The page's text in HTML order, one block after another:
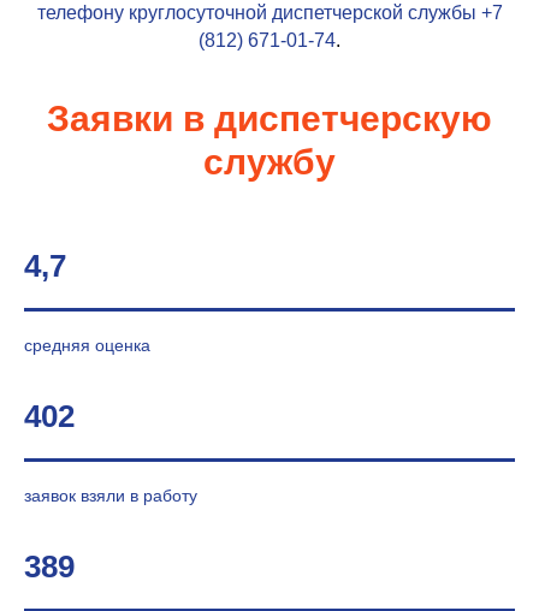
телефону круглосуточной диспетчерской службы +7
(812) 671-01-74.
Заявки в диспетчерскую
службу
4,7
средняя оценка
402
заявок взяли в работу
389